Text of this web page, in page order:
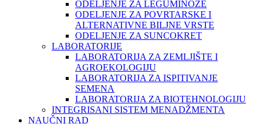
ODELJENJE ZA LEGUMINOZE
ODELJENJE ZA POVRTARSKE I
ALTERNATIVNE BILJNE VRSTE
ODELJENJE ZA SUNCOKRET
LABORATORIJE
LABORATORIJA ZA ZEMLJIŠTE I
AGROEKOLOGIJU
LABORATORIJA ZA ISPITIVANJE
SEMENA
LABORATORIJA ZA BIOTEHNOLOGIJU
INTEGRISANI SISTEM MENADŽMENTA
NAUČNI RAD